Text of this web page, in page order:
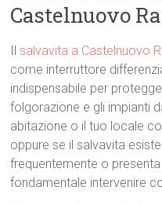
Castelnuovo
salvavita a Castelnuovo
come interruttore
indispensabile per
folgorazione e gli impianti
abitazione o il tuo locale
oppure se il salvavita
frequentemente o
fondamentale intervenire